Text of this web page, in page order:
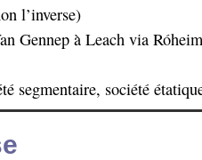
l’inverse)
Gennep à Leach via
segmentaire, société